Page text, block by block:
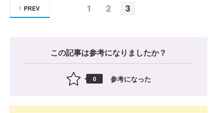
1 2 3
PREV
この記事は参考になりましたか？
0 参考になった